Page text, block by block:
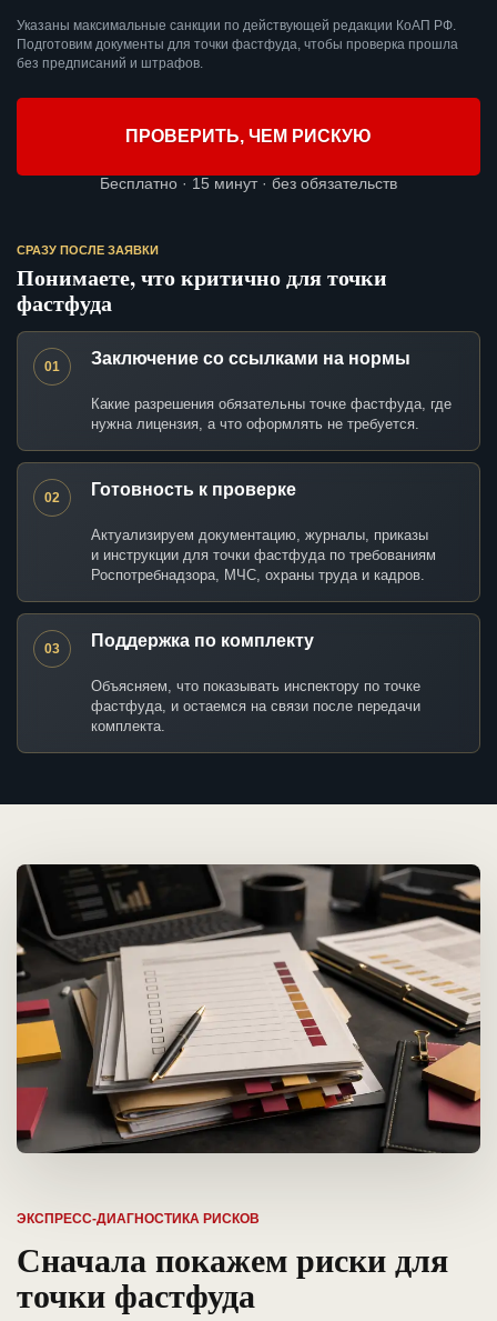
Указаны максимальные санкции по действующей редакции КоАП РФ.
Подготовим документы для точки фастфуда, чтобы проверка прошла
без предписаний и штрафов.
ПРОВЕРИТЬ, ЧЕМ РИСКУЮ
Бесплатно · 15 минут · без обязательств
СРАЗУ ПОСЛЕ ЗАЯВКИ
Понимаете, что критично для точки
фастфуда
01 Заключение со ссылками на нормы
Какие разрешения обязательны точке фастфуда, где
нужна лицензия, а что оформлять не требуется.
02 Готовность к проверке
Актуализируем документацию, журналы, приказы
и инструкции для точки фастфуда по требованиям
Роспотребнадзора, МЧС, охраны труда и кадров.
03 Поддержка по комплекту
Объясняем, что показывать инспектору по точке
фастфуда, и остаемся на связи после передачи
комплекта.
ЭКСПРЕСС-ДИАГНОСТИКА РИСКОВ
Сначала покажем риски для
точки фастфуда